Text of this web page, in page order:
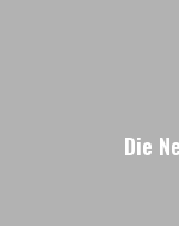
Die